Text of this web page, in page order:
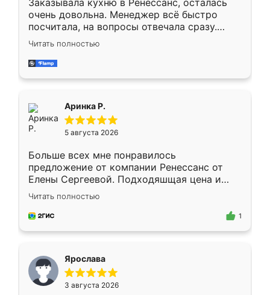
Заказывала кухню в Ренессанс, осталась
очень довольна. Менеджер всё быстро
посчитала, на вопросы отвечала сразу.
Замерщик приехал в субботу, подошёл к
делу со всей ответственностью. Собрали
за день, ребята работали аккуратно, даже
Читать полностью
Аринка Р.
5 августа 2026
Больше всех мне понравилось
предложение от компании Ренессанс от
Елены Сергеевой. Подходяшщая цена и
короткие сроки изготовления. Приехавший
для замера сотрудник Владислав
предложил по моему эскизу самый
Читать полностью
1
Ярослава
3 августа 2026